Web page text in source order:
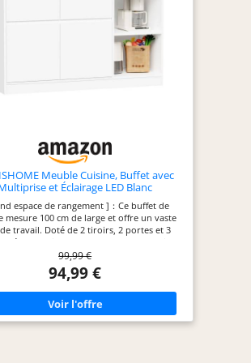
cuisine décorative et fonctionnelle
Meuble Cuisine, Buffet avec
et Éclairage LED Blanc
espace de rangement ]：Ce buffet de
mesure 100 cm de large et offre un vaste
travail. Doté de 2 tiroirs, 2 portes et 3
réglables, il permet de ranger ustensiles,
verres, serviettes et petits accessoires.
ouverts et fermés accueillent
votre machine à café, votre grille-pain
plats du quotidien. Parfait comme coin
ou bar à café [Plan de travail avec
LED intégré ]：La surface de ce meuble
avec plan de travail est équipée d’une
99,99 €
94,99 €